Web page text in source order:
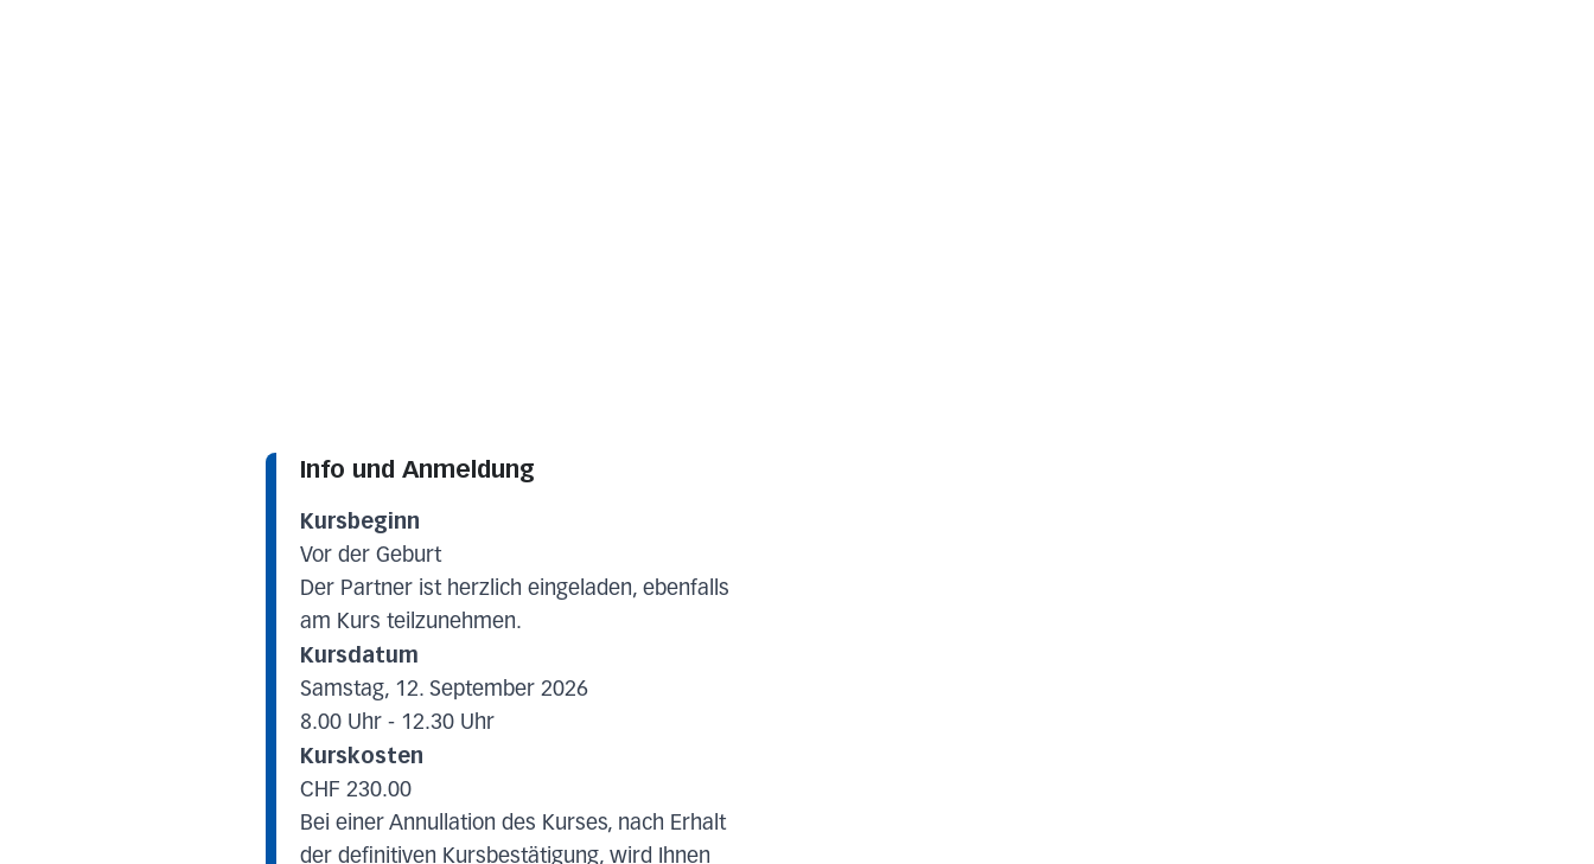
Info und Anmeldung
Kursbeginn
Vor der Geburt
Der Partner ist herzlich eingeladen, ebenfalls
am Kurs teilzunehmen.
Kursdatum
Samstag, 12. September 2026
8.00 Uhr - 12.30 Uhr
Kurskosten
CHF 230.00
Bei einer Annullation des Kurses, nach Erhalt
der definitiven Kursbestätigung, wird Ihnen